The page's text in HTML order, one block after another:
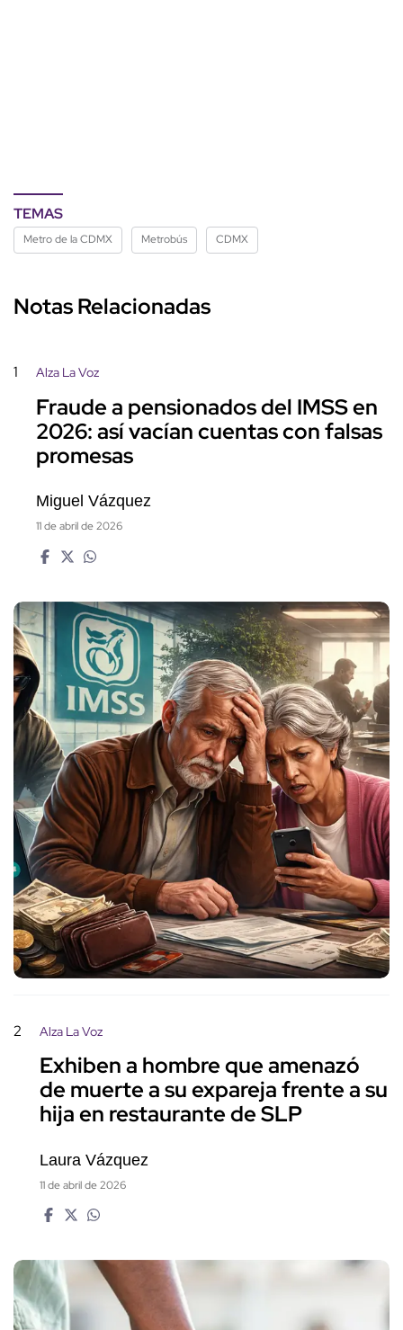
TEMAS
Metro de la CDMX Metrobús CDMX
Notas Relacionadas
1 Alza La Voz
Fraude a pensionados del IMSS en
2026: así vacían cuentas con falsas
promesas
Miguel Vázquez
11 de abril de 2026
2 Alza La Voz
Exhiben a hombre que amenazó
de muerte a su expareja frente a su
hija en restaurante de SLP
Laura Vázquez
11 de abril de 2026